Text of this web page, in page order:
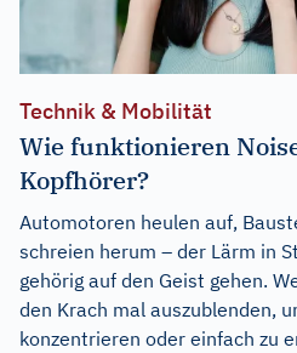
Technik & Mobilität
Wie funktionieren
Kopfhörer?
Automotoren heulen auf,
schreien herum – der Lärm in
gehörig auf den Geist gehen.
den Krach mal auszublenden,
konzentrieren oder einfach zu